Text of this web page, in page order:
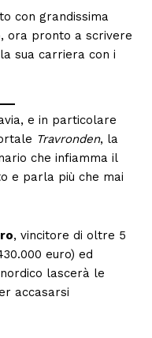
con grandissima
ora pronto a scrivere
sua carriera con i
e in particolare
Travronden, la
che infiamma il
e parla più che mai
, vincitore di oltre 5
euro) ed
lascerà le
accasarsi